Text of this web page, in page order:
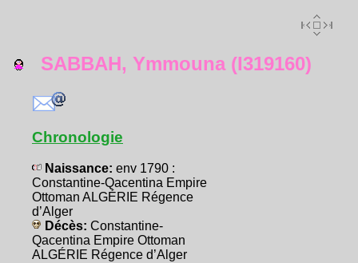
SABBAH, Ymmouna (I319160)
Chronologie
Naissance: env 1790 :
Constantine-Qacentina Empire
Ottoman ALGÉRIE Régence
d’Alger
Décès: Constantine-
Qacentina Empire Ottoman
ALGÉRIE Régence d’Alger